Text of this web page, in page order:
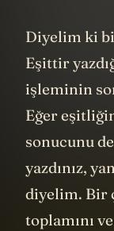
Diyelim ki
Eşittir
işleminin
Eğer
sonucunu
yazdınız,
diyelim. Bir
toplamını